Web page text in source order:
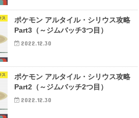
ス
ポケモン アルタイル・シリウス攻略
Part3（～ジムバッチ3つ目）
2022.12.30
ス
ポケモン アルタイル・シリウス攻略
Part2（～ジムバッチ2つ目）
2022.12.30